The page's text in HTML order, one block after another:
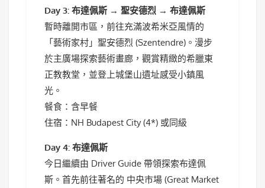
Day 3: 布達佩斯 → 聖安德烈 → 布達佩斯
暫時離開市區，前往充滿波希米亞風情的
「藝術家村」聖安德烈 (Szentendre)。漫步
於主廣場探索藝術畫廊，觀賞精緻的希臘東
正教教堂，並登上城堡山遺址感受小鎮風
光。
餐食：含早餐
住宿：NH Budapest City (4*) 或同級
Day 4: 布達佩斯
今日繼續由 Driver Guide 帶領探索布達佩
斯。首先前往著名的 中央市場 (Great Market